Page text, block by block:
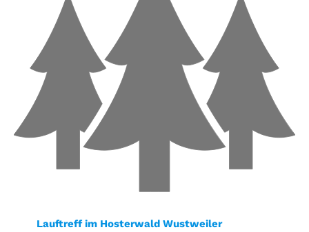
Lauftreff im Hosterwald Wustweiler